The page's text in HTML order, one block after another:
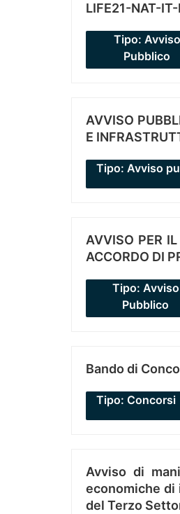
LIFE21-NAT-
Tipo: Avviso
Pubblico
AVVISO
E
Tipo: Avviso
AVVISO PER
ACCORDO DI
Tipo: Avviso
Pubblico
Bando di
Tipo: Concorsi
Avviso di
economiche di
del Terzo